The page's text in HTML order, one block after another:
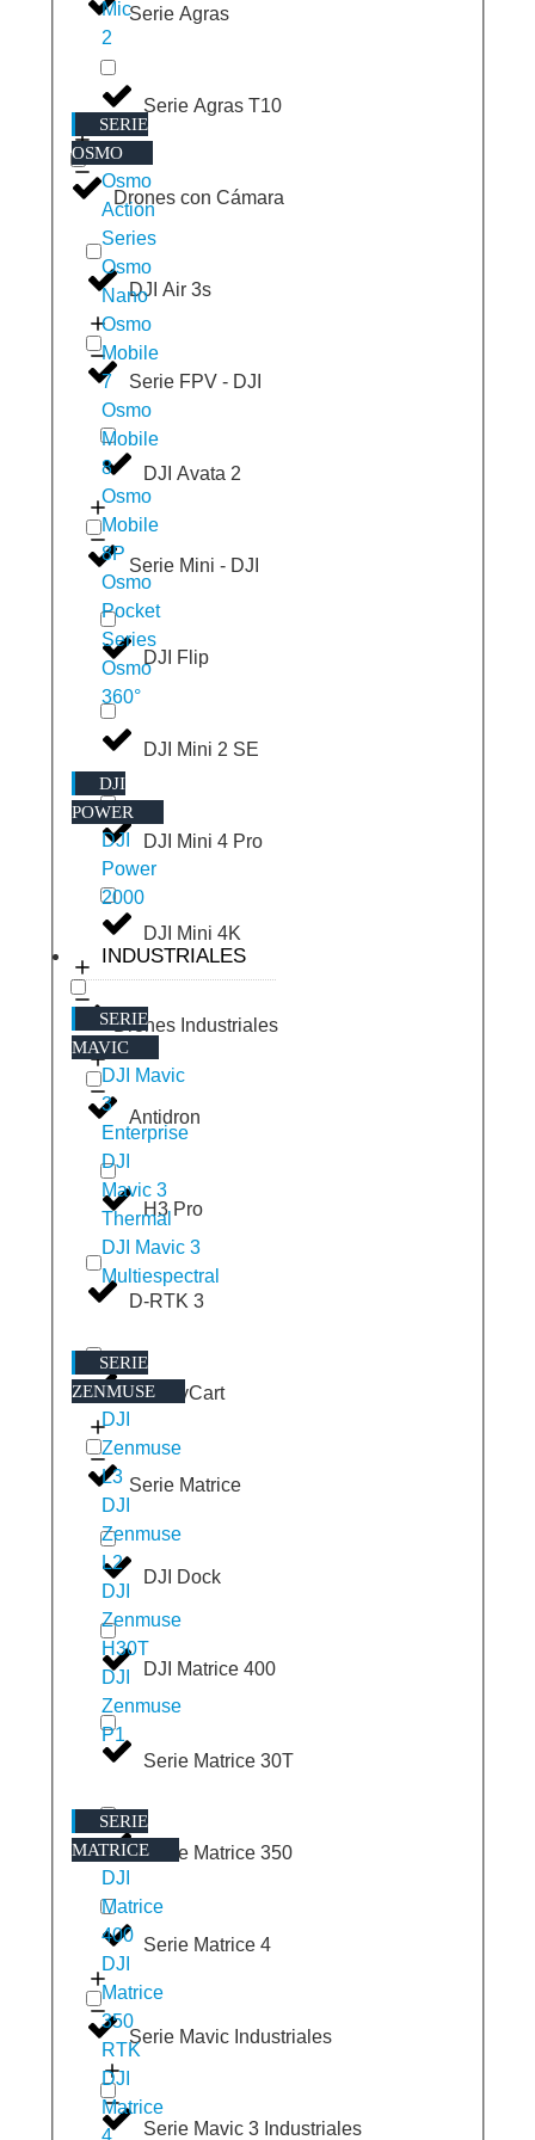
Mic
2
SERIE
OSMO
Osmo
Action
Series
Osmo
Nano
Osmo
Mobile
7
Osmo
Mobile
8
Osmo
Mobile
8P
Osmo
Pocket
Series
Osmo
360°
DJI
POWER
DJI
Power
2000
INDUSTRIALES
SERIE
MAVIC
DJI Mavic
3
Enterprise
DJI
Mavic 3
Thermal
DJI Mavic 3
Multiespectral
SERIE
ZENMUSE
DJI
Zenmuse
L3
DJI
Zenmuse
L2
DJI
Zenmuse
H30T
DJI
Zenmuse
P1
SERIE
MATRICE
DJI
Matrice
400
DJI
Matrice
350
RTK
DJI
Matrice
4
Serie Agras
Serie Agras T10
Drones con Cámara
DJI Air 3s
Serie FPV - DJI
DJI Avata 2
Serie Mini - DJI
DJI Flip
DJI Mini 2 SE
DJI Mini 4 Pro
DJI Mini 4K
Drones Industriales
Antidron
H3 Pro
D-RTK 3
DJI FlyCart
Serie Matrice
DJI Dock
DJI Matrice 400
Serie Matrice 30T
Serie Matrice 350
Serie Matrice 4
Serie Mavic Industriales
Serie Mavic 3 Industriales